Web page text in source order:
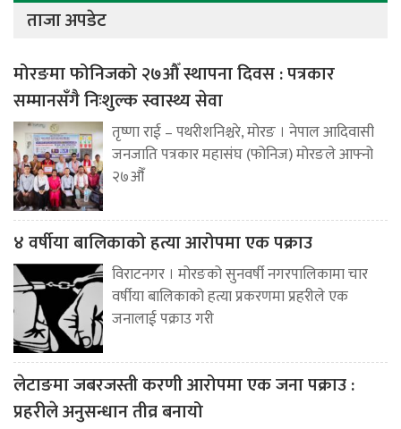
ताजा अपडेट
मोरङमा फोनिजको २७औँ स्थापना दिवस : पत्रकार
सम्मानसँगै निःशुल्क स्वास्थ्य सेवा
तृष्णा राई – पथरीशनिश्चरे, मोरङ । नेपाल आदिवासी
जनजाति पत्रकार महासंघ (फोनिज) मोरङले आफ्नो
२७औँ
४ वर्षीया बालिकाको हत्या आरोपमा एक पक्राउ
विराटनगर । मोरङको सुनवर्षी नगरपालिकामा चार
वर्षीया बालिकाको हत्या प्रकरणमा प्रहरीले एक
जनालाई पक्राउ गरी
लेटाङमा जबरजस्ती करणी आरोपमा एक जना पक्राउ :
प्रहरीले अनुसन्धान तीव्र बनायो